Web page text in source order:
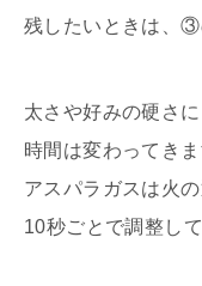
残したいときは、③
太さや好みの硬さ
時間は変わってき
アスパラガスは火
10秒ごとで調整し